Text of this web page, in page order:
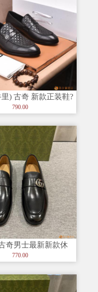
里) 古奇 新款正装鞋?
进口水染牛
790.00
奇男士最新新款休
的奢华打造，进口
770.00